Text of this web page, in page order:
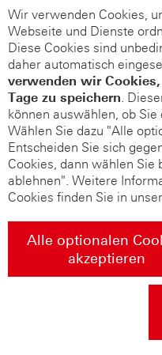
Wir verwenden Cookies,
Webseite und Dienste
Diese Cookies sind
daher automatisch
verwenden wir
Tage zu speichern.
können auswählen, ob
Wählen Sie dazu "Alle
Entscheiden Sie sich
Cookies, dann wählen Sie
ablehnen". Weitere
Cookies finden Sie in
Alle optionalen
akzeptieren